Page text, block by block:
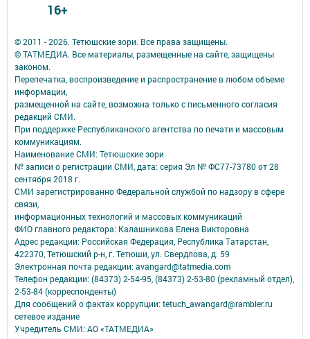
© 2011 - 2026. Тетюшские зори. Все права защищены.
© ТАТМЕДИА. Все материалы, размещенные на сайте, защищены
законом.
Перепечатка, воспроизведение и распространение в любом объеме
информации,
размещенной на сайте, возможна только с письменного согласия
редакций СМИ.
При поддержке Республиканского агентства по печати и массовым
коммуникациям.
Наименование СМИ: Тетюшские зори
№ записи о регистрации СМИ, дата: серия Эл № ФС77-73780 от 28
сентября 2018 г.
СМИ зарегистрированно Федеральной службой по надзору в сфере
связи,
информационных технологий и массовых коммуникаций
ФИО главного редактора: Калашникова Елена Викторовна
Адрес редакции: Российская Федерация, Республика Татарстан,
422370, Тетюшский р-н, г. Тетюши, ул. Свердлова, д. 59
Электронная почта редакции: avangard@tatmedia.com
Телефон редакции: (84373) 2-54-95, (84373) 2-53-80 (рекламный отдел),
2-53-84 (корреспонденты)
Для сообщений о фактах коррупции: tetuch_awangard@rambler.ru
сетевое издание
Учредитель СМИ: АО «ТАТМЕДИА»
16+